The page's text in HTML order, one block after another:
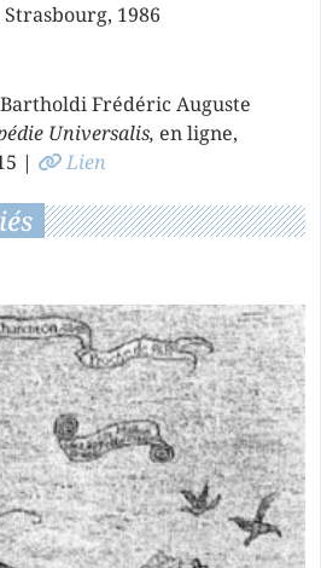
1986
Bartholdi Frédéric Auguste
Universalis, en ligne,
|
Lien